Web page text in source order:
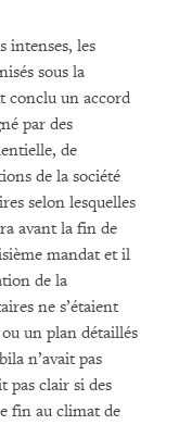
intenses, les
sous la
conclu un accord
par des
de
de la société
selon lesquelles
avant la fin de
mandat et il
de la
ne s’étaient
un plan détaillés
n’avait pas
pas clair si des
fin au climat de